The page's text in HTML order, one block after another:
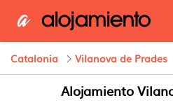
Catalonia Vilanova de Prades
Alojamiento